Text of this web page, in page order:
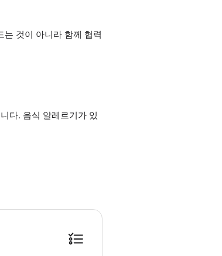
것이 아니라 함께 협력
다. 음식 알레르기가 있
이 다를 수 있으니, 예약 시 확인 부탁드립니다.)